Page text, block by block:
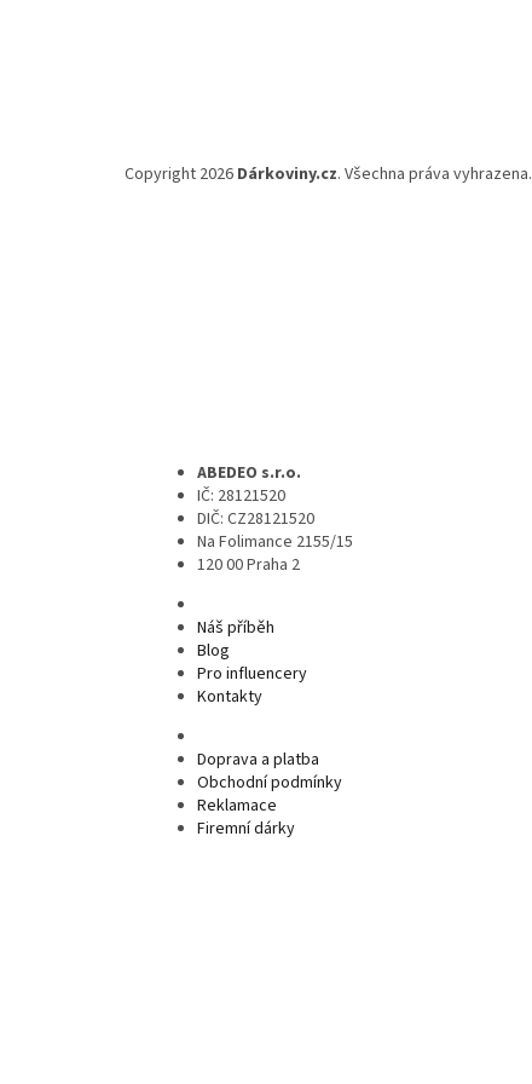
Copyright 2026 Dárkoviny.cz. Všechna práva vyhrazena.
ABEDEO s.r.o.
IČ: 28121520
DIČ: CZ28121520
Na Folimance 2155/15
120 00 Praha 2
Náš příběh
Blog
Pro influencery
Kontakty
Doprava a platba
Obchodní podmínky
Reklamace
Firemní dárky